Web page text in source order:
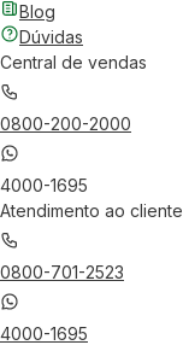
Blog
Dúvidas
Central de vendas
0800-200-2000
4000-1695
Atendimento ao cliente
0800-701-2523
4000-1695